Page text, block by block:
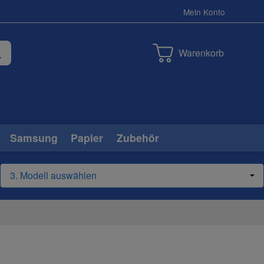
Mein Konto
Warenkorb
Samsung Papier Zubehör